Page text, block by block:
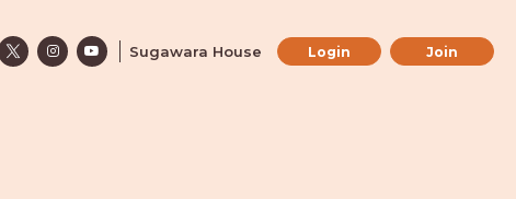
Sugawara House Login Join